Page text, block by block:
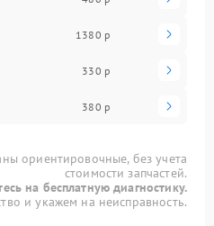
1380 р
330 р
380 р
ориентировочные, без учета
стоимости запчастей.
на бесплатную диагностику.
и укажем на неисправность.